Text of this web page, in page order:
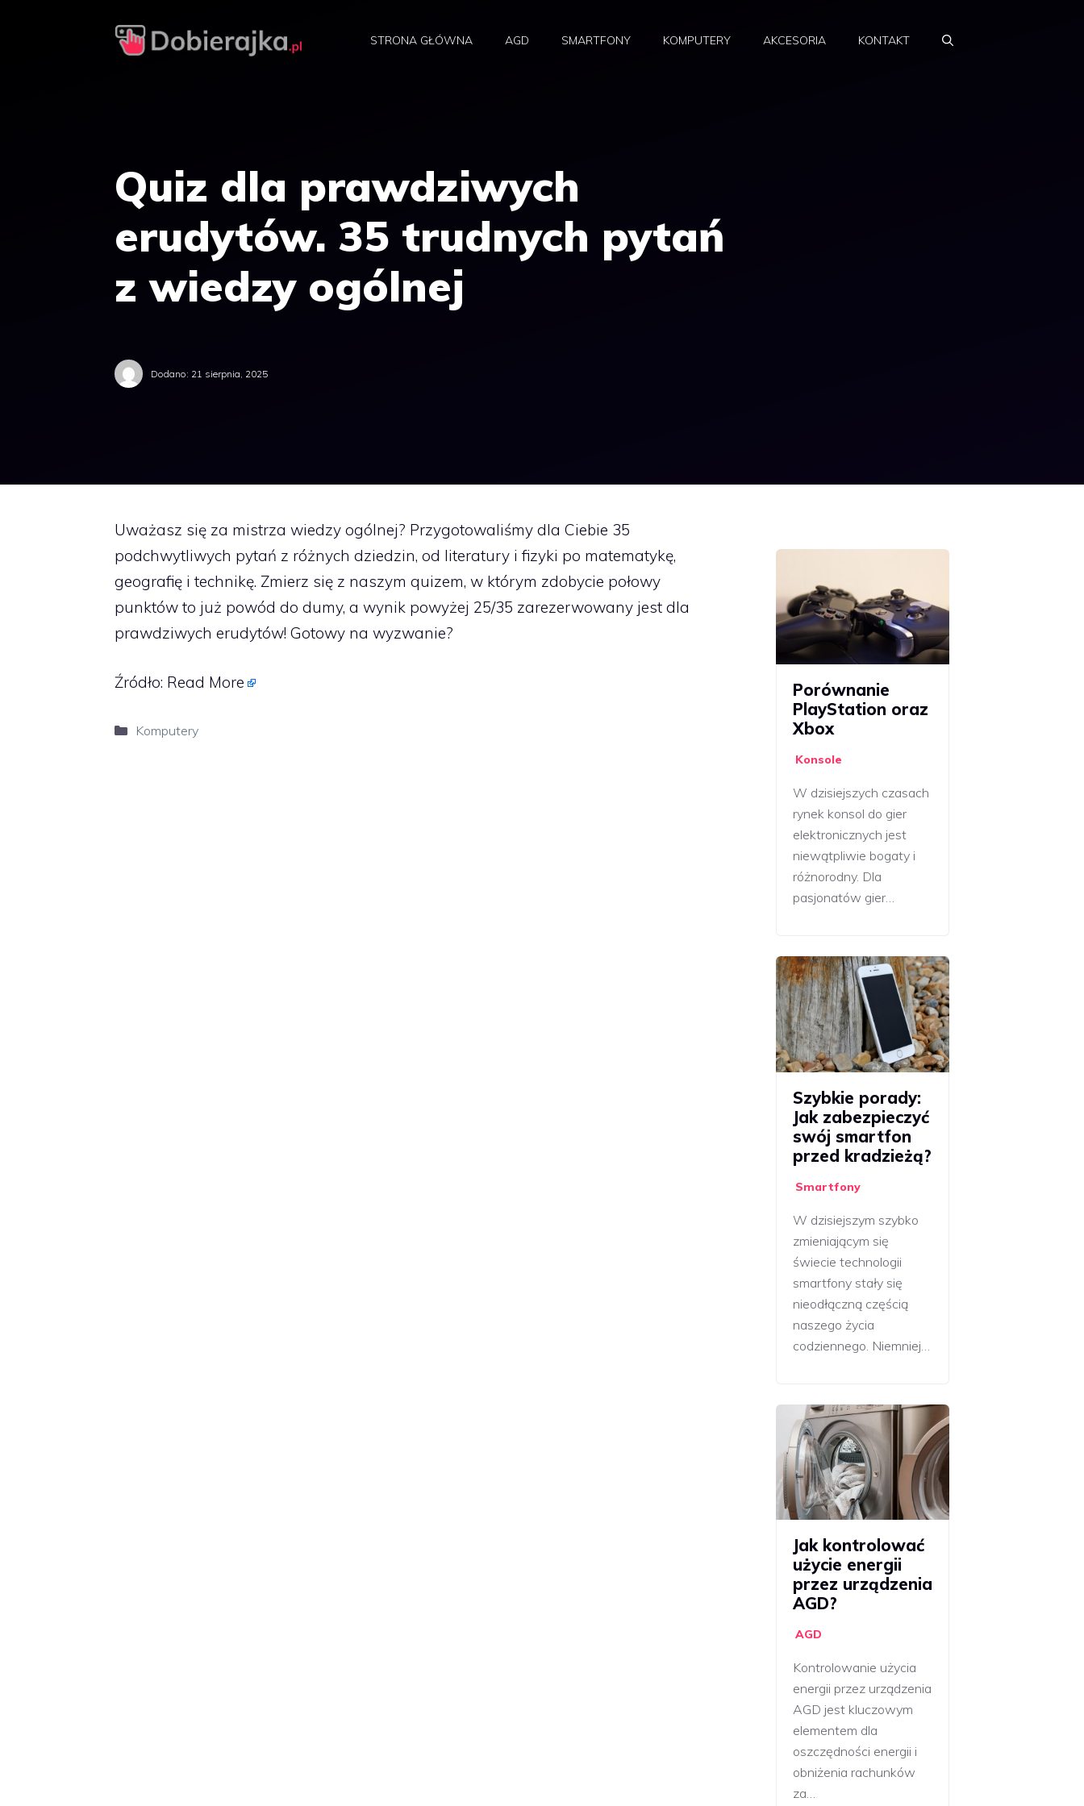
STRONA GŁÓWNA AGD SMARTFONY KOMPUTERY AKCESORIA KONTAKT
Quiz dla prawdziwych
erudytów. 35 trudnych pytań
z wiedzy ogólnej
Dodano: 21 sierpnia, 2025
Uważasz się za mistrza wiedzy ogólnej? Przygotowaliśmy dla Ciebie 35
podchwytliwych pytań z różnych dziedzin, od literatury i fizyki po matematykę,
geografię i technikę. Zmierz się z naszym quizem, w którym zdobycie połowy
punktów to już powód do dumy, a wynik powyżej 25/35 zarezerwowany jest dla
prawdziwych erudytów! Gotowy na wyzwanie?
Źródło: Read More
Kategorie
Komputery
Porównanie
PlayStation oraz
Xbox
Konsole
W dzisiejszych czasach
rynek konsol do gier
elektronicznych jest
niewątpliwie bogaty i
różnorodny. Dla
pasjonatów gier…
Szybkie porady:
Jak zabezpieczyć
swój smartfon
przed kradzieżą?
Smartfony
W dzisiejszym szybko
zmieniającym się
świecie technologii
smartfony stały się
nieodłączną częścią
naszego życia
codziennego. Niemniej…
Jak kontrolować
użycie energii
przez urządzenia
AGD?
AGD
Kontrolowanie użycia
energii przez urządzenia
AGD jest kluczowym
elementem dla
oszczędności energii i
obniżenia rachunków
za…